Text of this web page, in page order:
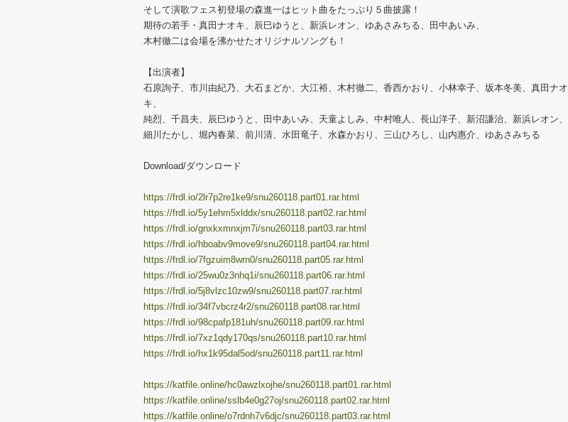
そして演歌フェス初登場の森進一はヒット曲をたっぷり５曲披露！
期待の若手・真田ナオキ、辰巳ゆうと、新浜レオン、ゆあさみちる、田中あいみ、
木村徹二は会場を沸かせたオリジナルソングも！
【出演者】
石原詢子、市川由紀乃、大石まどか、大江裕、木村徹二、香西かおり、小林幸子、坂本冬美、真田ナオ
キ、
純烈、千昌夫、辰巳ゆうと、田中あいみ、天童よしみ、中村唯人、長山洋子、新沼謙治、新浜レオン、
細川たかし、堀内春菜、前川清、水田竜子、水森かおり、三山ひろし、山内惠介、ゆあさみちる
Download/ダウンロード
https://frdl.io/2lr7p2re1ke9/snu260118.part01.rar.html
https://frdl.io/5y1ehm5xlddx/snu260118.part02.rar.html
https://frdl.io/gnxkxmnxjm7i/snu260118.part03.rar.html
https://frdl.io/hboabv9move9/snu260118.part04.rar.html
https://frdl.io/7fgzuim8wrn0/snu260118.part05.rar.html
https://frdl.io/25wu0z3nhq1i/snu260118.part06.rar.html
https://frdl.io/5j8vlzc10zw9/snu260118.part07.rar.html
https://frdl.io/34f7vbcrz4r2/snu260118.part08.rar.html
https://frdl.io/98cpafp181uh/snu260118.part09.rar.html
https://frdl.io/7xz1qdy170qs/snu260118.part10.rar.html
https://frdl.io/hx1k95dal5od/snu260118.part11.rar.html
https://katfile.online/hc0awzlxojhe/snu260118.part01.rar.html
https://katfile.online/sslb4e0g27oj/snu260118.part02.rar.html
https://katfile.online/o7rdnh7v6djc/snu260118.part03.rar.html